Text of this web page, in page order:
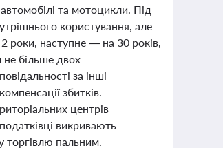
та мотоцикли. Під
користування, але
роки, наступне — на 30 років,
не більше двох
за інші
збитків.
центрів
викривають
торгівлю пальним.